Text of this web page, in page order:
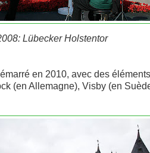
Lübecker Holstentor
en 2010, avec des éléments
(en Allemagne), Visby (en